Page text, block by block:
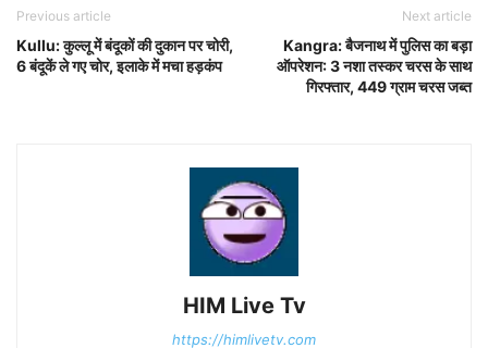
Previous article
Kullu: कुल्लू में बंदूकों की दुकान पर चोरी,
6 बंदूकें ले गए चोर, इलाके में मचा हड़कंप
Next article
Kangra: बैजनाथ में पुलिस का बड़ा
ऑपरेशन: 3 नशा तस्कर चरस के साथ
गिरफ्तार, 449 ग्राम चरस जब्त
HIM Live Tv
https://himlivetv.com